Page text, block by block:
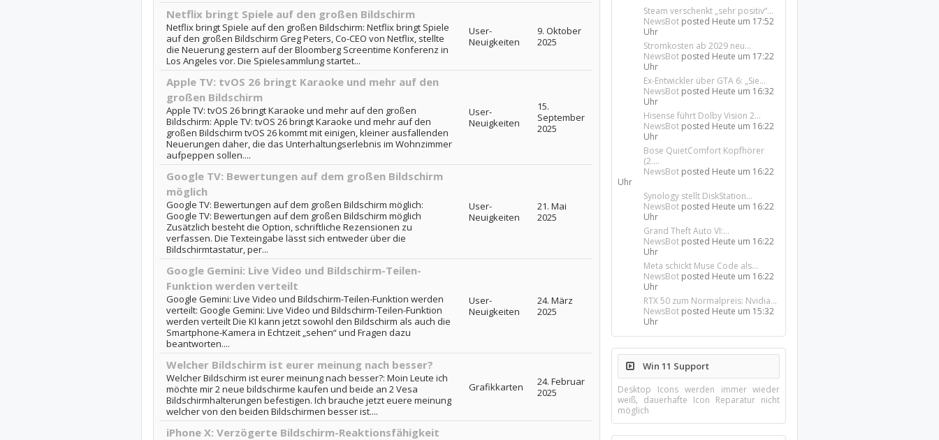
Netflix bringt Spiele auf den großen Bildschirm
Netflix bringt Spiele auf den großen Bildschirm: Netflix bringt Spiele
auf den großen Bildschirm Greg Peters, Co-CEO von Netflix, stellte
die Neuerung gestern auf der Bloomberg Screentime Konferenz in
Los Angeles vor. Die Spielesammlung startet...
User-
Neuigkeiten
9. Oktober
2025
Apple TV: tvOS 26 bringt Karaoke und mehr auf den
großen Bildschirm
Apple TV: tvOS 26 bringt Karaoke und mehr auf den großen
Bildschirm: Apple TV: tvOS 26 bringt Karaoke und mehr auf den
großen Bildschirm tvOS 26 kommt mit einigen, kleiner ausfallenden
Neuerungen daher, die das Unterhaltungserlebnis im Wohnzimmer
aufpeppen sollen....
User-
Neuigkeiten
15.
September
2025
Google TV: Bewertungen auf dem großen Bildschirm
möglich
Google TV: Bewertungen auf dem großen Bildschirm möglich:
Google TV: Bewertungen auf dem großen Bildschirm möglich
Zusätzlich besteht die Option, schriftliche Rezensionen zu
verfassen. Die Texteingabe lässt sich entweder über die
Bildschirmtastatur, per...
User-
Neuigkeiten
21. Mai
2025
Google Gemini: Live Video und Bildschirm-Teilen-
Funktion werden verteilt
Google Gemini: Live Video und Bildschirm-Teilen-Funktion werden
verteilt: Google Gemini: Live Video und Bildschirm-Teilen-Funktion
werden verteilt Die KI kann jetzt sowohl den Bildschirm als auch die
Smartphone-Kamera in Echtzeit „sehen“ und Fragen dazu
beantworten....
User-
Neuigkeiten
24. März
2025
Welcher Bildschirm ist eurer meinung nach besser?
Welcher Bildschirm ist eurer meinung nach besser?: Moin Leute ich
möchte mir 2 neue bildschirme kaufen und beide an 2 Vesa
Bildschirmhalterungen befestigen. Ich brauche jetzt euere meinung
welcher von den beiden Bildschirmen besser ist....
Grafikkarten
24. Februar
2025
iPhone X: Verzögerte Bildschirm-Reaktionsfähigkeit
Steam verschenkt „sehr positiv“...
NewsBot posted Heute um 17:52
Uhr
Stromkosten ab 2029 neu...
NewsBot posted Heute um 17:22
Uhr
Ex-Entwickler über GTA 6: „Sie...
NewsBot posted Heute um 16:32
Uhr
Hisense führt Dolby Vision 2...
NewsBot posted Heute um 16:22
Uhr
Bose QuietComfort Kopfhörer
(2....
NewsBot posted Heute um 16:22
Uhr
Synology stellt DiskStation...
NewsBot posted Heute um 16:22
Uhr
Grand Theft Auto VI:...
NewsBot posted Heute um 16:22
Uhr
Meta schickt Muse Code als...
NewsBot posted Heute um 16:22
Uhr
RTX 50 zum Normalpreis: Nvidia...
NewsBot posted Heute um 15:32
Uhr
Win 11 Support
Desktop Icons werden immer wieder
weiß, dauerhafte Icon Reparatur nicht
möglich